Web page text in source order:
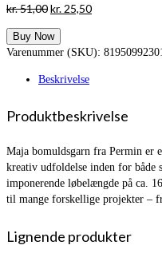
kr.51,00Den
pris
var:
kr. 25,50Den
er:
Buy Now
Varenummer (SKU):
Beskrivelse
Produktbeskrivelse
Maja bomuldsgarn fra Permin er
kreativ udfoldelse inden for
imponerende løbelængde på ca.
til mange forskellige projekter –
Lignende produkter